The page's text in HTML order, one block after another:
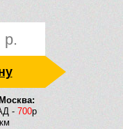
р.
- 700р